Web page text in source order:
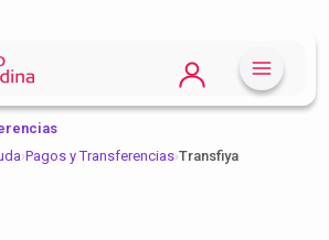
›Pagos y Transferencias›Transfiya